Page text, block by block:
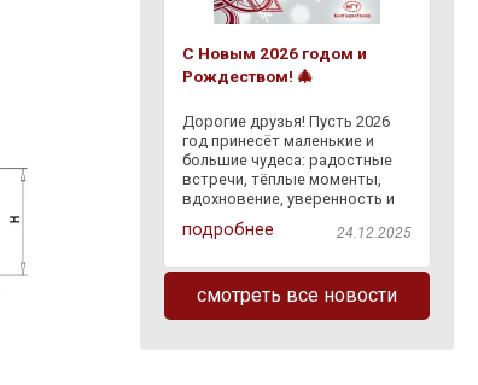
С Новым 2026 годом и
Рождеством! 🎄
Дорогие друзья! Пусть 2026
год принесёт маленькие и
большие чудеса: радостные
встречи, тёплые моменты,
вдохновение, уверенность и
светлые перемены. Пусть
сбывается задуманное, а
доброе — и в делах, и в жизни.
Спасибо, что
подробнее 24.12.2025
смотреть все новости